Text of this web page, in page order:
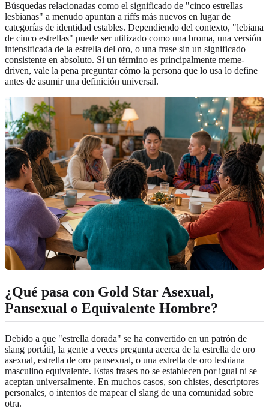
Búsquedas relacionadas como el significado de "cinco estrellas
lesbianas" a menudo apuntan a riffs más nuevos en lugar de
categorías de identidad estables. Dependiendo del contexto, "lebiana
de cinco estrellas" puede ser utilizado como una broma, una versión
intensificada de la estrella del oro, o una frase sin un significado
consistente en absoluto. Si un término es principalmente meme-
driven, vale la pena preguntar cómo la persona que lo usa lo define
antes de asumir una definición universal.
¿Qué pasa con Gold Star Asexual,
Pansexual o Equivalente Hombre?
Debido a que "estrella dorada" se ha convertido en un patrón de
slang portátil, la gente a veces pregunta acerca de la estrella de oro
asexual, estrella de oro pansexual, o una estrella de oro lesbiana
masculino equivalente. Estas frases no se establecen por igual ni se
aceptan universalmente. En muchos casos, son chistes, descriptores
personales, o intentos de mapear el slang de una comunidad sobre
otra.